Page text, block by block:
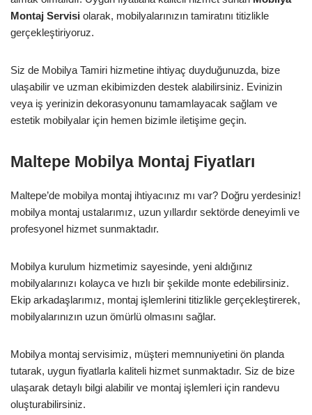
Montaj Servisi olarak, mobilyalarınızın tamiratını titizlikle
gerçekleştiriyoruz.
Siz de Mobilya Tamiri hizmetine ihtiyaç duyduğunuzda, bize
ulaşabilir ve uzman ekibimizden destek alabilirsiniz. Evinizin
veya iş yerinizin dekorasyonunu tamamlayacak sağlam ve
estetik mobilyalar için hemen bizimle iletişime geçin.
Maltepe Mobilya Montaj Fiyatları
Maltepe’de mobilya montaj ihtiyacınız mı var? Doğru yerdesiniz!
mobilya montaj ustalarımız, uzun yıllardır sektörde deneyimli ve
profesyonel hizmet sunmaktadır.
Mobilya kurulum hizmetimiz sayesinde, yeni aldığınız
mobilyalarınızı kolayca ve hızlı bir şekilde monte edebilirsiniz.
Ekip arkadaşlarımız, montaj işlemlerini titizlikle gerçekleştirerek,
mobilyalarınızın uzun ömürlü olmasını sağlar.
Mobilya montaj servisimiz, müşteri memnuniyetini ön planda
tutarak, uygun fiyatlarla kaliteli hizmet sunmaktadır. Siz de bize
ulaşarak detaylı bilgi alabilir ve montaj işlemleri için randevu
oluşturabilirsiniz.